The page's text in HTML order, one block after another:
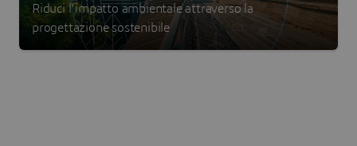
Riduci l'impatto ambientale attraverso la
progettazione sostenibile